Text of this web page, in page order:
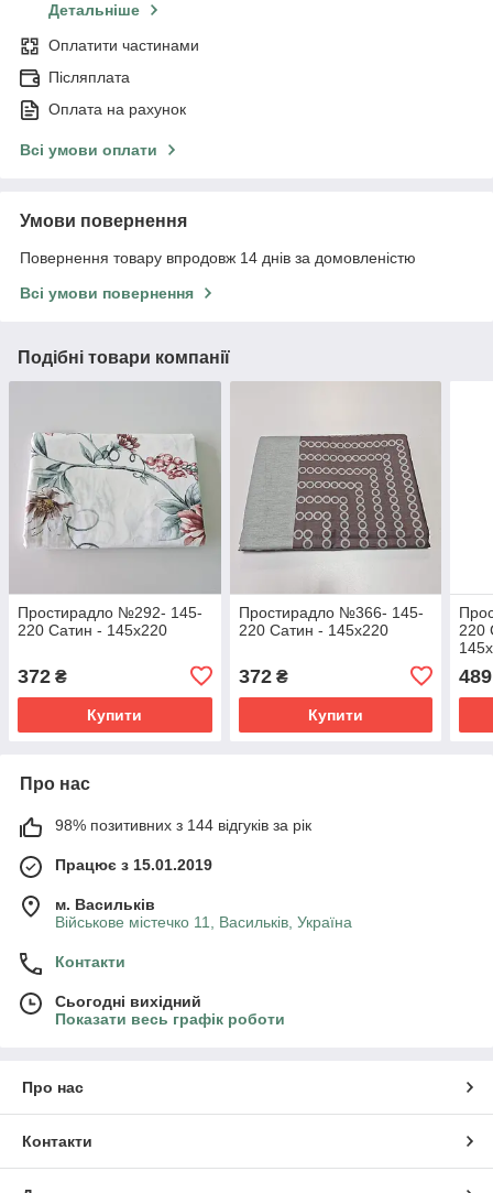
Детальніше
Оплатити частинами
Післяплата
Оплата на рахунок
Всі умови оплати
Умови повернення
Повернення товару впродовж 14 днів за домовленістю
Всі умови повернення
Подібні товари компанії
Простирадло №292- 145-
220 Сатин - 145x220
372 ₴
Купити
Простирадло №366- 145-
220 Сатин - 145x220
372₴
Купити
220
489
Про нас
98% позитивних з 144 відгуків за рік
Працює з 15.01.2019
м. Васильків
Військове містечко 11, Васильків, Україна
Контакти
Сьогодні вихідний
Показати весь графік роботи
Про нас
Контакти